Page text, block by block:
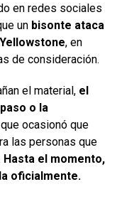
en redes sociales
un bisonte ataca
, en
de consideración.
el material, el
o la
ocasionó que
las personas que
Hasta el momento,
oficialmente.